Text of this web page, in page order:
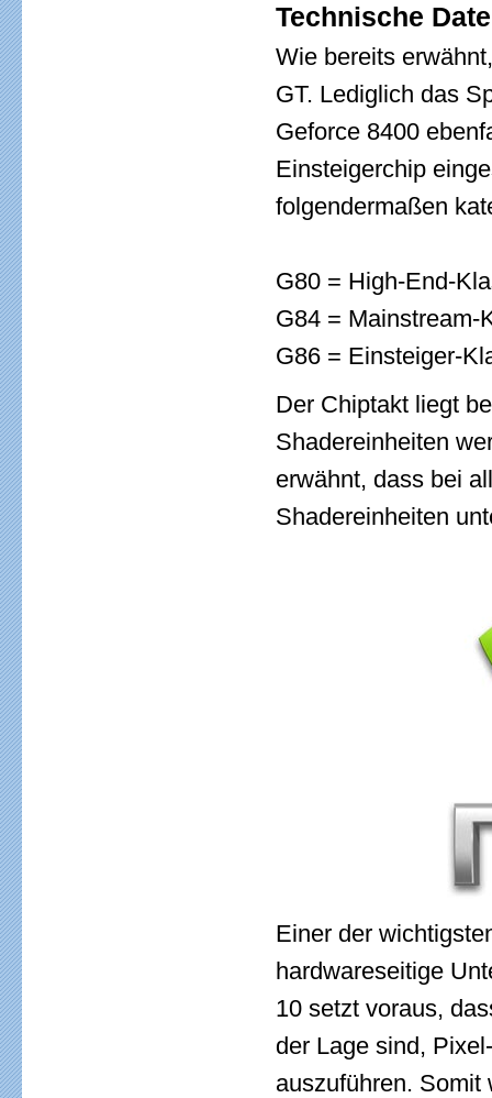
Technische
Wie bereits
GT. Lediglich das
Geforce 8400
Einsteigerchip
folgendermaßen
G80 = High-End-
G84 = Mainstream-
G86 = Einsteiger-
Der Chiptakt liegt
Shadereinheiten
erwähnt, dass bei
Shadereinheiten
Einer der
hardwareseitige
10 setzt voraus,
der Lage sind,
auszuführen. Somit